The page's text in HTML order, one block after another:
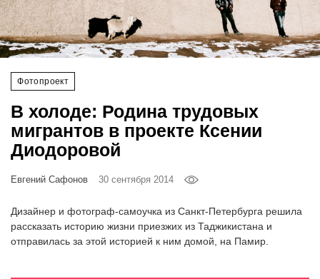
Фотопроект
В холоде: Родина трудовых
мигрантов в проекте Ксении
Диодоровой
Евгений Сафонов 30 сентября 2014
Дизайнер и фотограф-самоучка из Санкт-Петербурга решила
рассказать историю жизни приезжих из Таджикистана и
отправилась за этой историей к ним домой, на Памир.